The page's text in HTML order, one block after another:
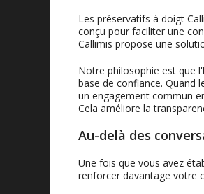
Les préservatifs à doigt
conçu pour faciliter une
Callimis propose une
Notre philosophie est que
base de confiance. Quand
un engagement commun
Cela améliore la
Au-delà des
Une fois que vous avez
renforcer davantage votre